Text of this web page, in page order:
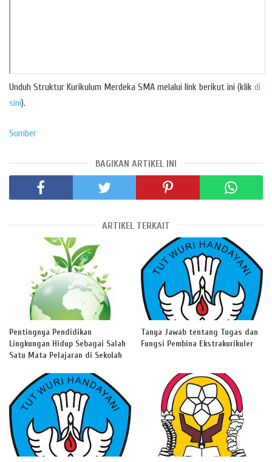
Unduh Struktur Kurikulum Merdeka SMA melalui link berikut ini (klik di
sini).
Sumber
BAGIKAN ARTIKEL INI
ARTIKEL TERKAIT
Pentingnya Pendidikan
Lingkungan Hidup Sebagai Salah
Satu Mata Pelajaran di Sekolah
Tanya Jawab tentang Tugas dan
Fungsi Pembina Ekstrakurikuler